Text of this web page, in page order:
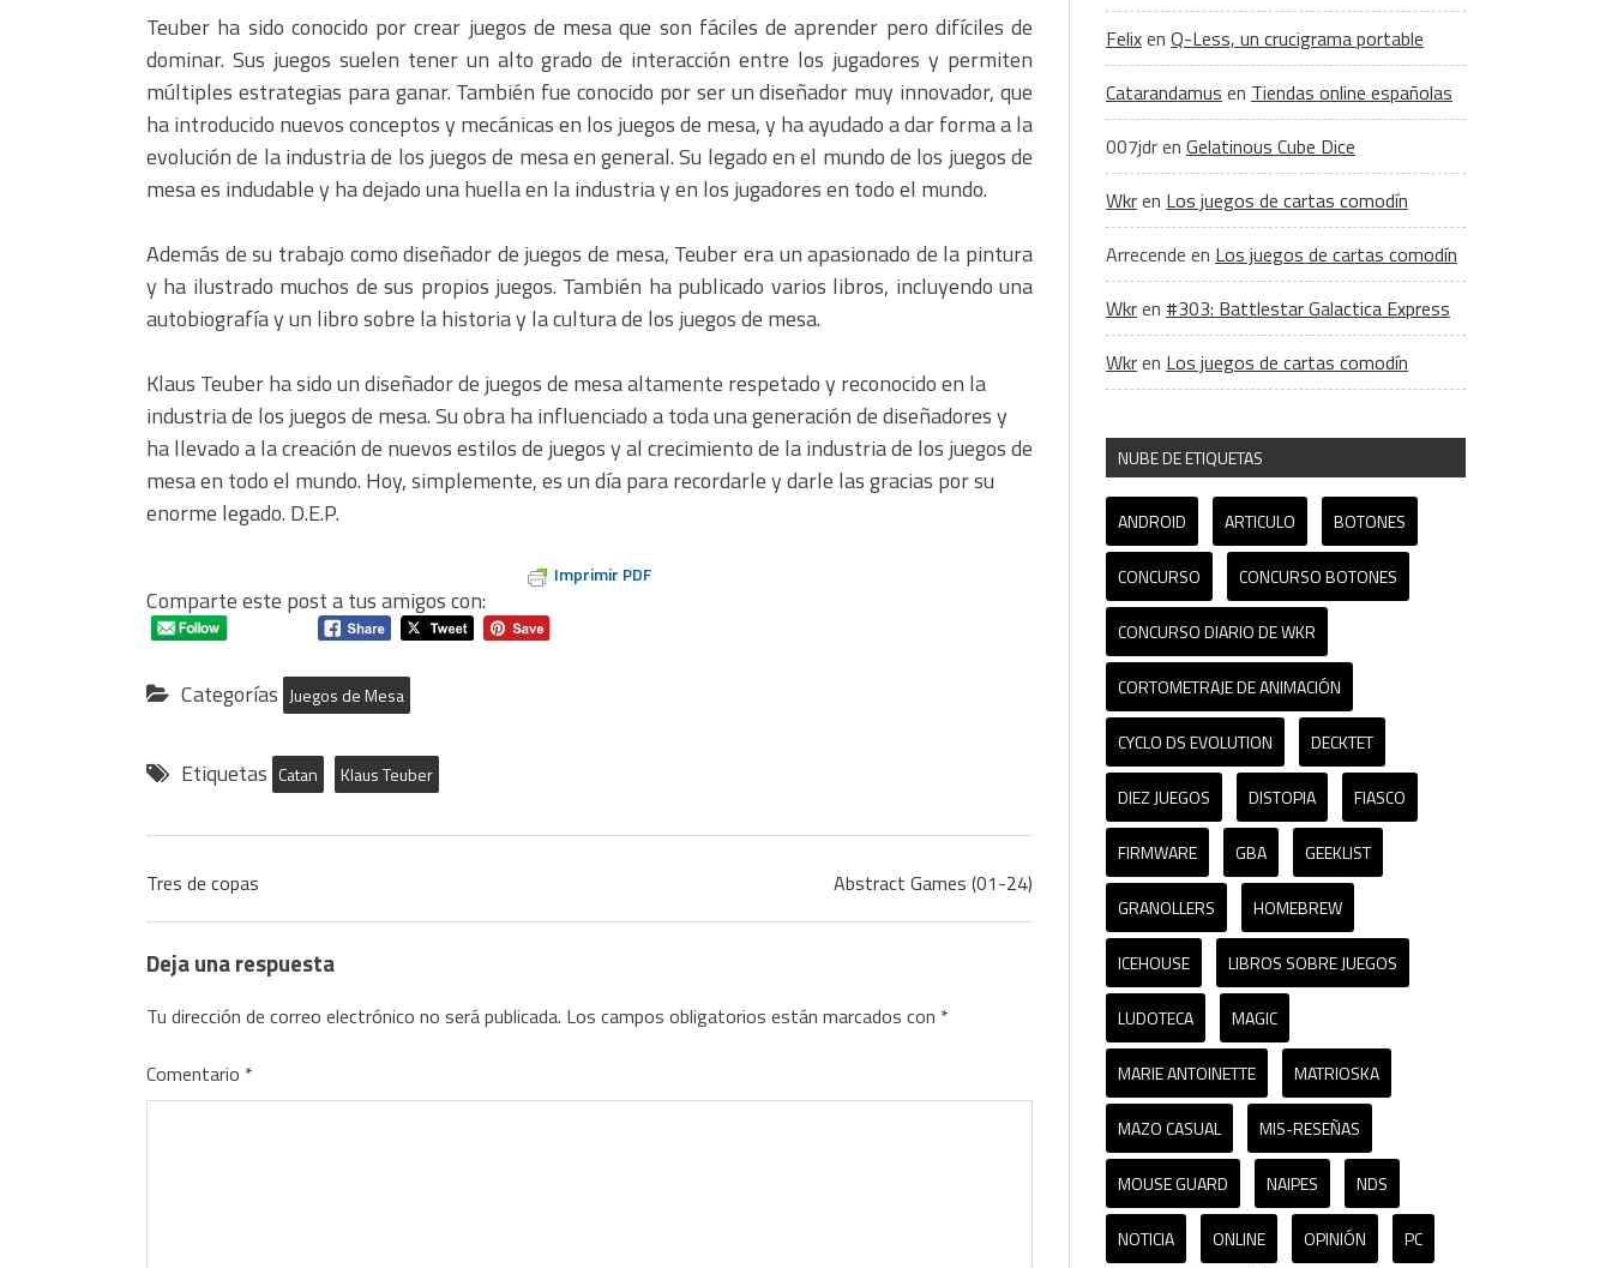
Teuber ha sido conocido por crear juegos de mesa que son fáciles de aprender pero difíciles de
dominar. Sus juegos suelen tener un alto grado de interacción entre los jugadores y permiten
múltiples estrategias para ganar. También fue conocido por ser un diseñador muy innovador, que
ha introducido nuevos conceptos y mecánicas en los juegos de mesa, y ha ayudado a dar forma a la
evolución de la industria de los juegos de mesa en general. Su legado en el mundo de los juegos de
mesa es indudable y ha dejado una huella en la industria y en los jugadores en todo el mundo.
Además de su trabajo como diseñador de juegos de mesa, Teuber era un apasionado de la pintura
y ha ilustrado muchos de sus propios juegos. También ha publicado varios libros, incluyendo una
autobiografía y un libro sobre la historia y la cultura de los juegos de mesa.
Klaus Teuber ha sido un diseñador de juegos de mesa altamente respetado y reconocido en la
industria de los juegos de mesa. Su obra ha influenciado a toda una generación de diseñadores y
ha llevado a la creación de nuevos estilos de juegos y al crecimiento de la industria de los juegos de
mesa en todo el mundo. Hoy, simplemente, es un día para recordarle y darle las gracias por su
enorme legado. D.E.P.
Imprimir PDF
Comparte este post a tus amigos con:
Categorías Juegos de Mesa
Etiquetas Catan Klaus Teuber
Tres de copas Abstract Games (01-24)
Deja una respuesta
Tu dirección de correo electrónico no será publicada. Los campos obligatorios están marcados con *
Comentario *
Felixen Q-Less, un crucigrama portable
Catarandamus en Tiendas online españolas
007jdren Gelatinous Cube Dice
Wkren Los juegos de cartas comodín
Arrecende en Los juegos de cartas comodín
Wkren #303: Battlestar Galactica Express
Wkren Los juegos de cartas comodín
NUBE DE ETIQUETAS
ANDROID ARTICULO BOTONES
CONCURSO CONCURSO BOTONES
CONCURSO DIARIO DE WKR
CORTOMETRAJE DE ANIMACIÓN
CYCLO DS EVOLUTION DECKTET
DIEZ JUEGOS DISTOPIA FIASCO
FIRMWARE GBA GEEKLIST
GRANOLLERS HOMEBREW
ICEHOUSE LIBROS SOBRE JUEGOS
LUDOTECA MAGIC
MARIE ANTOINETTE MATRIOSKA
MAZO CASUAL MIS-RESEÑAS
MOUSE GUARD NAIPES NDS
NOTICIA ONLINE OPINIÓN PC